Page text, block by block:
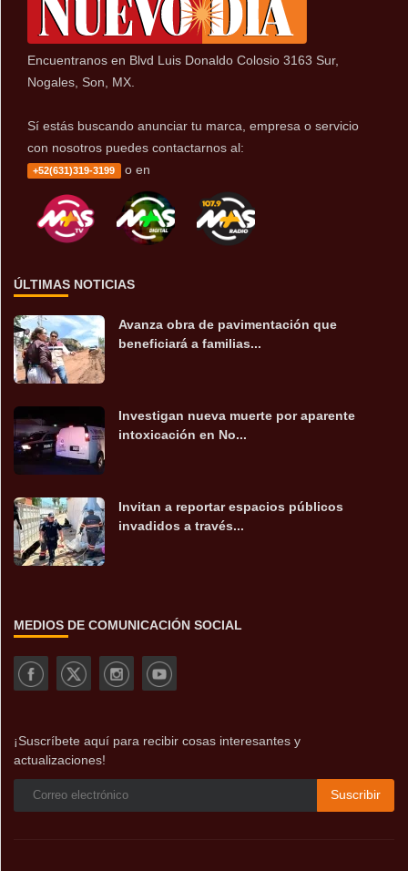
Encuentranos en Blvd Luis Donaldo Colosio 3163 Sur,
Nogales, Son, MX.
Sí estás buscando anunciar tu marca, empresa o servicio
con nosotros puedes contactarnos al:
+52(631)319-3199 o en
ÚLTIMAS NOTICIAS
Avanza obra de pavimentación que
beneficiará a familias...
Investigan nueva muerte por aparente
intoxicación en No...
Invitan a reportar espacios públicos
invadidos a través...
MEDIOS DE COMUNICACIÓN SOCIAL
¡Suscríbete aquí para recibir cosas interesantes y
actualizaciones!
Suscribir